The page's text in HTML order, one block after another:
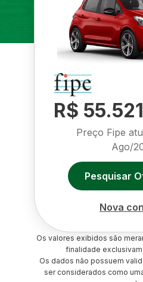
R$ 55.521
Preço Fipe
Ago/
Pesquisar
Nova
Os valores exibidos são
finalidade
Os dados não possuem
ser considerados como